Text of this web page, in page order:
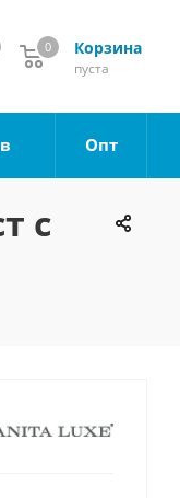
Корзина
0
пуста
0
Опт
с